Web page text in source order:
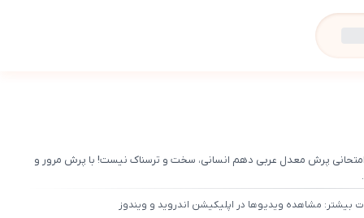
پرش معدل عربی دهم انسانی، سخت و ترسناک نیست! با پرش مرور و
بیشتر: مشاهده ویدیوها در اپلیکیشن اندروید و ویندوز